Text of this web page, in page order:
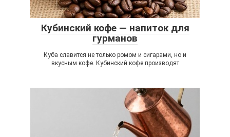
Кубинский кофе — напиток для
гурманов
Куба славится не только ромом и сигарами, но и
вкусным кофе. Кубинский кофе производят